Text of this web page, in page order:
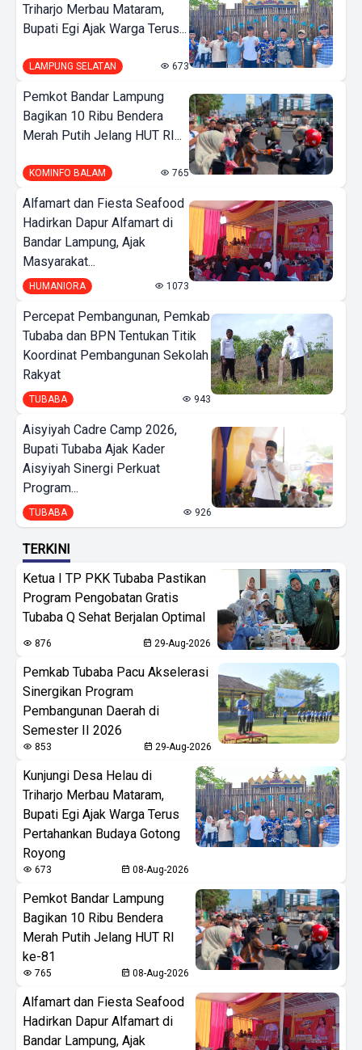
Triharjo Merbau Mataram,
Bupati Egi Ajak Warga Terus...
LAMPUNG SELATAN 673
Pemkot Bandar Lampung
Bagikan 10 Ribu Bendera
Merah Putih Jelang HUT RI...
KOMINFO BALAM 765
Alfamart dan Fiesta Seafood
Hadirkan Dapur Alfamart di
Bandar Lampung, Ajak
Masyarakat...
HUMANIORA 1073
Percepat Pembangunan, Pemkab
Tubaba dan BPN Tentukan Titik
Koordinat Pembangunan Sekolah
Rakyat
TUBABA 943
Aisyiyah Cadre Camp 2026,
Bupati Tubaba Ajak Kader
Aisyiyah Sinergi Perkuat
Program...
TUBABA 926
TERKINI
Ketua I TP PKK Tubaba Pastikan
Program Pengobatan Gratis
Tubaba Q Sehat Berjalan Optimal
876 29-Aug-2026
Pemkab Tubaba Pacu Akselerasi
Sinergikan Program
Pembangunan Daerah di
Semester II 2026
853 29-Aug-2026
Kunjungi Desa Helau di
Triharjo Merbau Mataram,
Bupati Egi Ajak Warga Terus
Pertahankan Budaya Gotong
Royong
673 08-Aug-2026
Pemkot Bandar Lampung
Bagikan 10 Ribu Bendera
Merah Putih Jelang HUT RI
ke-81
765 08-Aug-2026
Alfamart dan Fiesta Seafood
Hadirkan Dapur Alfamart di
Bandar Lampung, Ajak